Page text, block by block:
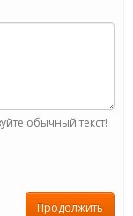
обычный текст!
Продолжить